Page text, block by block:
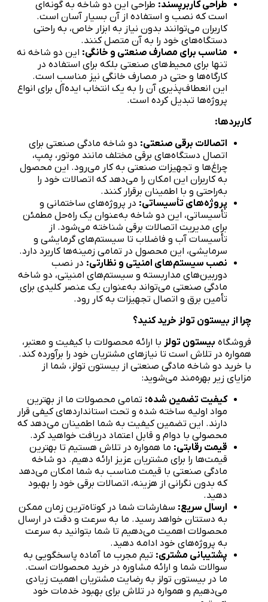
طراحی کاربرپسند: طراحی این دو شاخه به گونه‌ای
است که نصب و استفاده از آن بسیار آسان است.
کاربران می‌توانند بدون نیاز به ابزار خاص، به راحتی
دستگاه‌های خود را به آن متصل کنند.
مناسب برای مصارف صنعتی و خانگی: این دو شاخه نه
تنها برای محیط‌های صنعتی بلکه برای استفاده در
کارگاه‌ها و حتی در مصارف خانگی نیز مناسب است.
این انعطاف‌پذیری آن را به یک انتخاب ایده‌آل برای انواع
پروژه‌ها تبدیل کرده است.
کاربردها:
اتصالات برقی صنعتی: دو شاخه مادگی صنعتی برای
اتصال دستگاه‌های برقی مختلف مانند موتور، پمپ،
چراغ‌ها و تجهیزات صنعتی به کار می‌رود. این محصول
به کاربران این امکان را می‌دهد که اتصالات خود را
به‌راحتی و با اطمینان برقرار کنند.
پروژه‌های تأسیساتی: در پروژه‌های ساختمانی و
تأسیساتی، این دو شاخه به‌عنوان یک راه‌حل مطمئن
برای مدیریت اتصالات برقی شناخته می‌شود. از
تأسیسات آب و فاضلاب تا سیستم‌های گرمایشی و
سرمایشی، این محصول در تمامی زمینه‌ها کاربرد دارد.
نصب سیستم‌های امنیتی و نظارتی: در نصب
دوربین‌های مداربسته و سیستم‌های امنیتی، دو شاخه
مادگی صنعتی می‌تواند به‌عنوان یک عنصر کلیدی برای
تأمین برق و اتصال تجهیزات به کار رود.
چرا از بیستون تولز خرید کنید؟
فروشگاه بیستون تولز با ارائه محصولات با کیفیت و معتبر،
همواره در تلاش است تا نیازهای مشتریان خود را برآورده کند.
با خرید دو شاخه مادگی صنعتی از بیستون تولز، شما از
مزایای زیر بهره‌مند می‌شوید:
کیفیت تضمین شده: تمامی محصولات ما از بهترین
مواد اولیه ساخته شده و تحت استانداردهای کیفی قرار
دارند. این تضمین کیفیت به شما اطمینان می‌دهد که
محصولی با دوام و قابل اعتماد دریافت خواهید کرد.
قیمت رقابتی: ما همواره در تلاش هستیم تا بهترین
قیمت‌ها را برای مشتریان عزیز ارائه دهیم. دو شاخه
مادگی صنعتی با قیمت مناسب به شما امکان می‌دهد
که بدون نگرانی از هزینه، اتصالات برقی خود را بهبود
دهید.
ارسال سریع: سفارشات شما در کوتاه‌ترین زمان ممکن
به دستتان خواهد رسید. ما به سرعت و دقت در ارسال
محصولات اهمیت می‌دهیم تا شما بتوانید به سرعت
به پروژه‌های خود ادامه دهید.
پشتیبانی مشتری: تیم مجرب ما آماده پاسخگویی به
سوالات شما و ارائه مشاوره در خرید محصولات است.
ما در بیستون تولز به رضایت مشتریان اهمیت زیادی
می‌دهیم و همواره در تلاش برای بهبود خدمات خود